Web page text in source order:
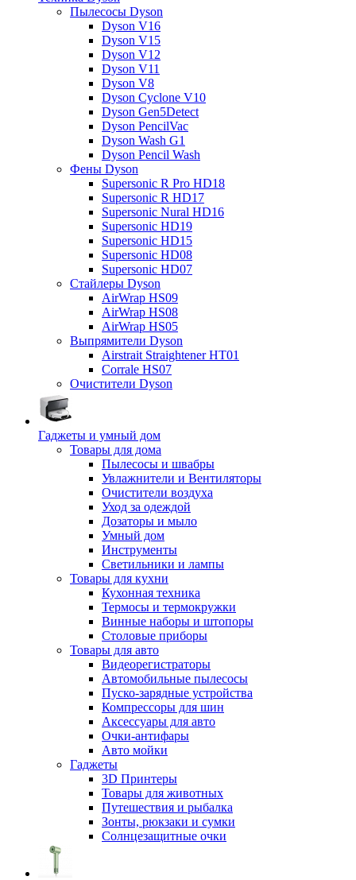
Пылесосы Dyson
Dyson V16
Dyson V15
Dyson V12
Dyson V11
Dyson V8
Dyson Cyclone V10
Dyson Gen5Detect
Dyson PencilVac
Dyson Wash G1
Dyson Pencil Wash
Фены Dyson
Supersonic R Pro HD18
Supersonic R HD17
Supersonic Nural HD16
Supersonic HD19
Supersonic HD15
Supersonic HD08
Supersonic HD07
Стайлеры Dyson
AirWrap HS09
AirWrap HS08
AirWrap HS05
Выпрямители Dyson
Airstrait Straightener HT01
Corrale HS07
Очистители Dyson
Гаджеты и умный дом
Товары для дома
Пылесосы и швабры
Увлажнители и Вентиляторы
Очистители воздуха
Уход за одеждой
Дозаторы и мыло
Умный дом
Инструменты
Светильники и лампы
Товары для кухни
Кухонная техника
Термосы и термокружки
Винные наборы и штопоры
Столовые приборы
Товары для авто
Видеорегистраторы
Автомобильные пылесосы
Пуско-зарядные устройства
Компрессоры для шин
Аксессуары для авто
Очки-антифары
Авто мойки
Гаджеты
3D Принтеры
Товары для животных
Путешествия и рыбалка
Зонты, рюкзаки и сумки
Солнцезащитные очки